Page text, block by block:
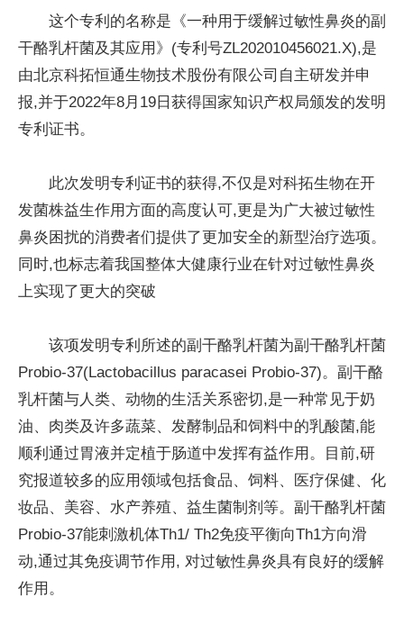
这个专利的名称是《一种用于缓解过敏性鼻炎的副
干酪乳杆菌及其应用》(专利号ZL202010456021.X),是
由北京科拓恒通生物技术股份有限公司自主研发并申
报,并于2022年8月19日获得国家知识产权局颁发的发明
专利证书。
此次发明专利证书的获得,不仅是对科拓生物在开
发菌株益生作用方面的高度认可,更是为广大被过敏性
鼻炎困扰的消费者们提供了更加安全的新型治疗选项。
同时,也标志着我国整体大健康行业在针对过敏性鼻炎
上实现了更大的突破
该项发明专利所述的副干酪乳杆菌为副干酪乳杆菌
Probio‐37(Lactobacillus paracasei Probio‐37)。副干酪
乳杆菌与人类、动物的生活关系密切,是一种常见于奶
油、肉类及许多蔬菜、发酵制品和饲料中的乳酸菌,能
顺利通过胃液并定植于肠道中发挥有益作用。目前,研
究报道较多的应用领域包括食品、饲料、医疗保健、化
妆品、美容、水产养殖、益生菌制剂等。副干酪乳杆菌
Probio‐37能刺激机体Th1/ Th2免疫平衡向Th1方向滑
动,通过其免疫调节作用, 对过敏性鼻炎具有良好的缓解
作用。